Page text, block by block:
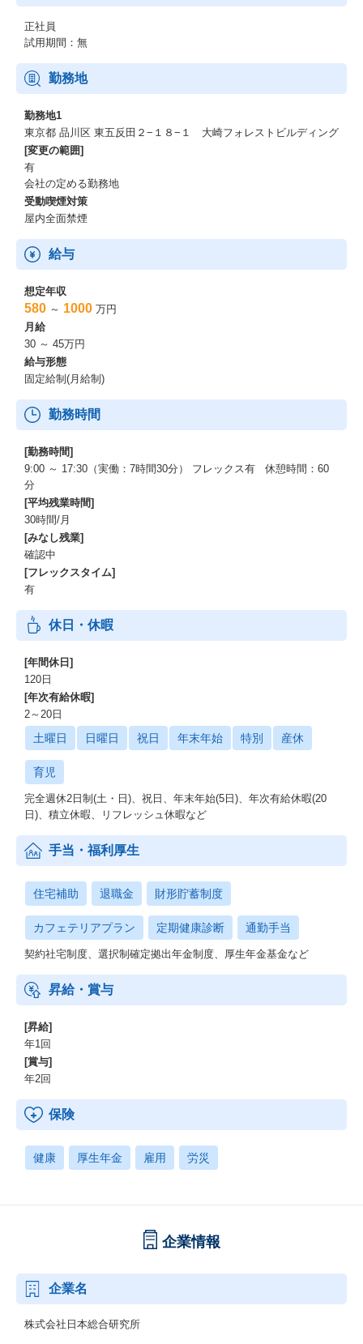
正社員
試用期間：無
勤務地
勤務地1
東京都 品川区 東五反田２−１８−１ 大崎フォレストビルディング
[変更の範囲]
有
会社の定める勤務地
受動喫煙対策
屋内全面禁煙
給与
想定年収
580 ～ 1000 万円
月給
30 ～ 45万円
給与形態
固定給制(月給制)
勤務時間
[勤務時間]
9:00 ～ 17:30（実働：7時間30分） フレックス有 休憩時間：60
分
[平均残業時間]
30時間/月
[みなし残業]
確認中
[フレックスタイム]
有
休日・休暇
[年間休日]
120日
[年次有給休暇]
2～20日
土曜日 日曜日 祝日 年末年始 特別 産休
育児
完全週休2日制(土・日)、祝日、年末年始(5日)、年次有給休暇(20
日)、積立休暇、リフレッシュ休暇など
手当・福利厚生
住宅補助 退職金 財形貯蓄制度
カフェテリアプラン 定期健康診断 通勤手当
契約社宅制度、選択制確定拠出年金制度、厚⽣年⾦基⾦など
昇給・賞与
[昇給]
年1回
[賞与]
年2回
保険
健康 厚生年金 雇用 労災
企業情報
企業名
株式会社日本総合研究所